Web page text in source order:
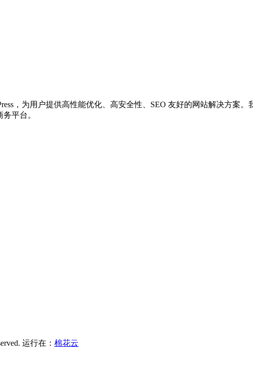
，为用户提供高性能优化、高安全性、SEO 友好的网站解决方案。
平台。
运行在： 棉花云